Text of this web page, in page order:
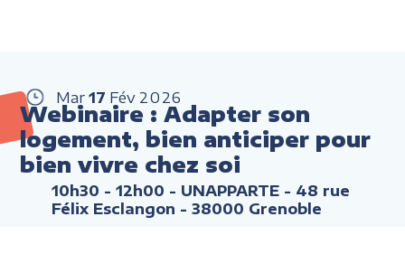
Mar 17 Fév 2026
Webinaire : Adapter son
logement, bien anticiper pour
bien vivre chez soi
10h30 - 12h00 - UNAPPARTE - 48 rue
Félix Esclangon - 38000 Grenoble